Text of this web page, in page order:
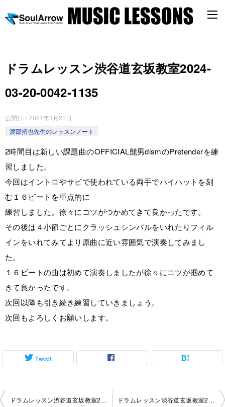
ドラムレッスン渋谷道玄坂教室2024-
03-20-0042-1135
公開日： 2024年3月21日
渡部拓也先生のレッスンノート
2時間目は新しい課題曲のOFFICIAL髭男dismのPretenderを練
習しました。
今回はイントロやサビで使われている両手でハイハットを刻
む１６ビートを重点的に
練習しました。徐々にコツがつかめてきて良かったです。
その後は４小節ごとにクラッシュシンバルをいれたりフィル
インをいれてみてより原曲に近い雰囲気で演奏してみまし
た。
１６ビートの曲は初めて演奏しましたが徐々にコツが掴めて
きて良かったです。
次回以降も引き続き練習していきましょう。
次回もよろしくお願いします。
Tweet
投
ドラムレッスン渋谷道玄坂教室2024-03-20-0042-1135 ドラムレッスン渋谷道玄坂教室2024-03-23-no-0042-1121